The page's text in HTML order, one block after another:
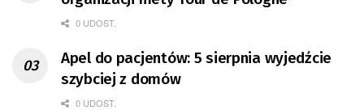
0 UDOST.
Apel do pacjentów: 5 sierpnia wyjedźcie
szybciej z domów
0 UDOST.